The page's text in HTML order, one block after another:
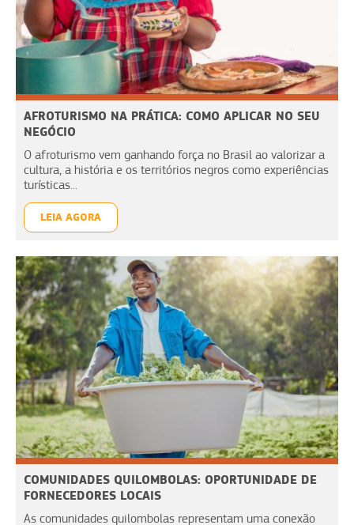
AFROTURISMO NA PRÁTICA: COMO APLICAR NO SEU
NEGÓCIO
O afroturismo vem ganhando força no Brasil ao valorizar a
cultura, a história e os territórios negros como experiências
turísticas...
LEIA AGORA
COMUNIDADES QUILOMBOLAS: OPORTUNIDADE DE
FORNECEDORES LOCAIS
As comunidades quilombolas representam uma conexão